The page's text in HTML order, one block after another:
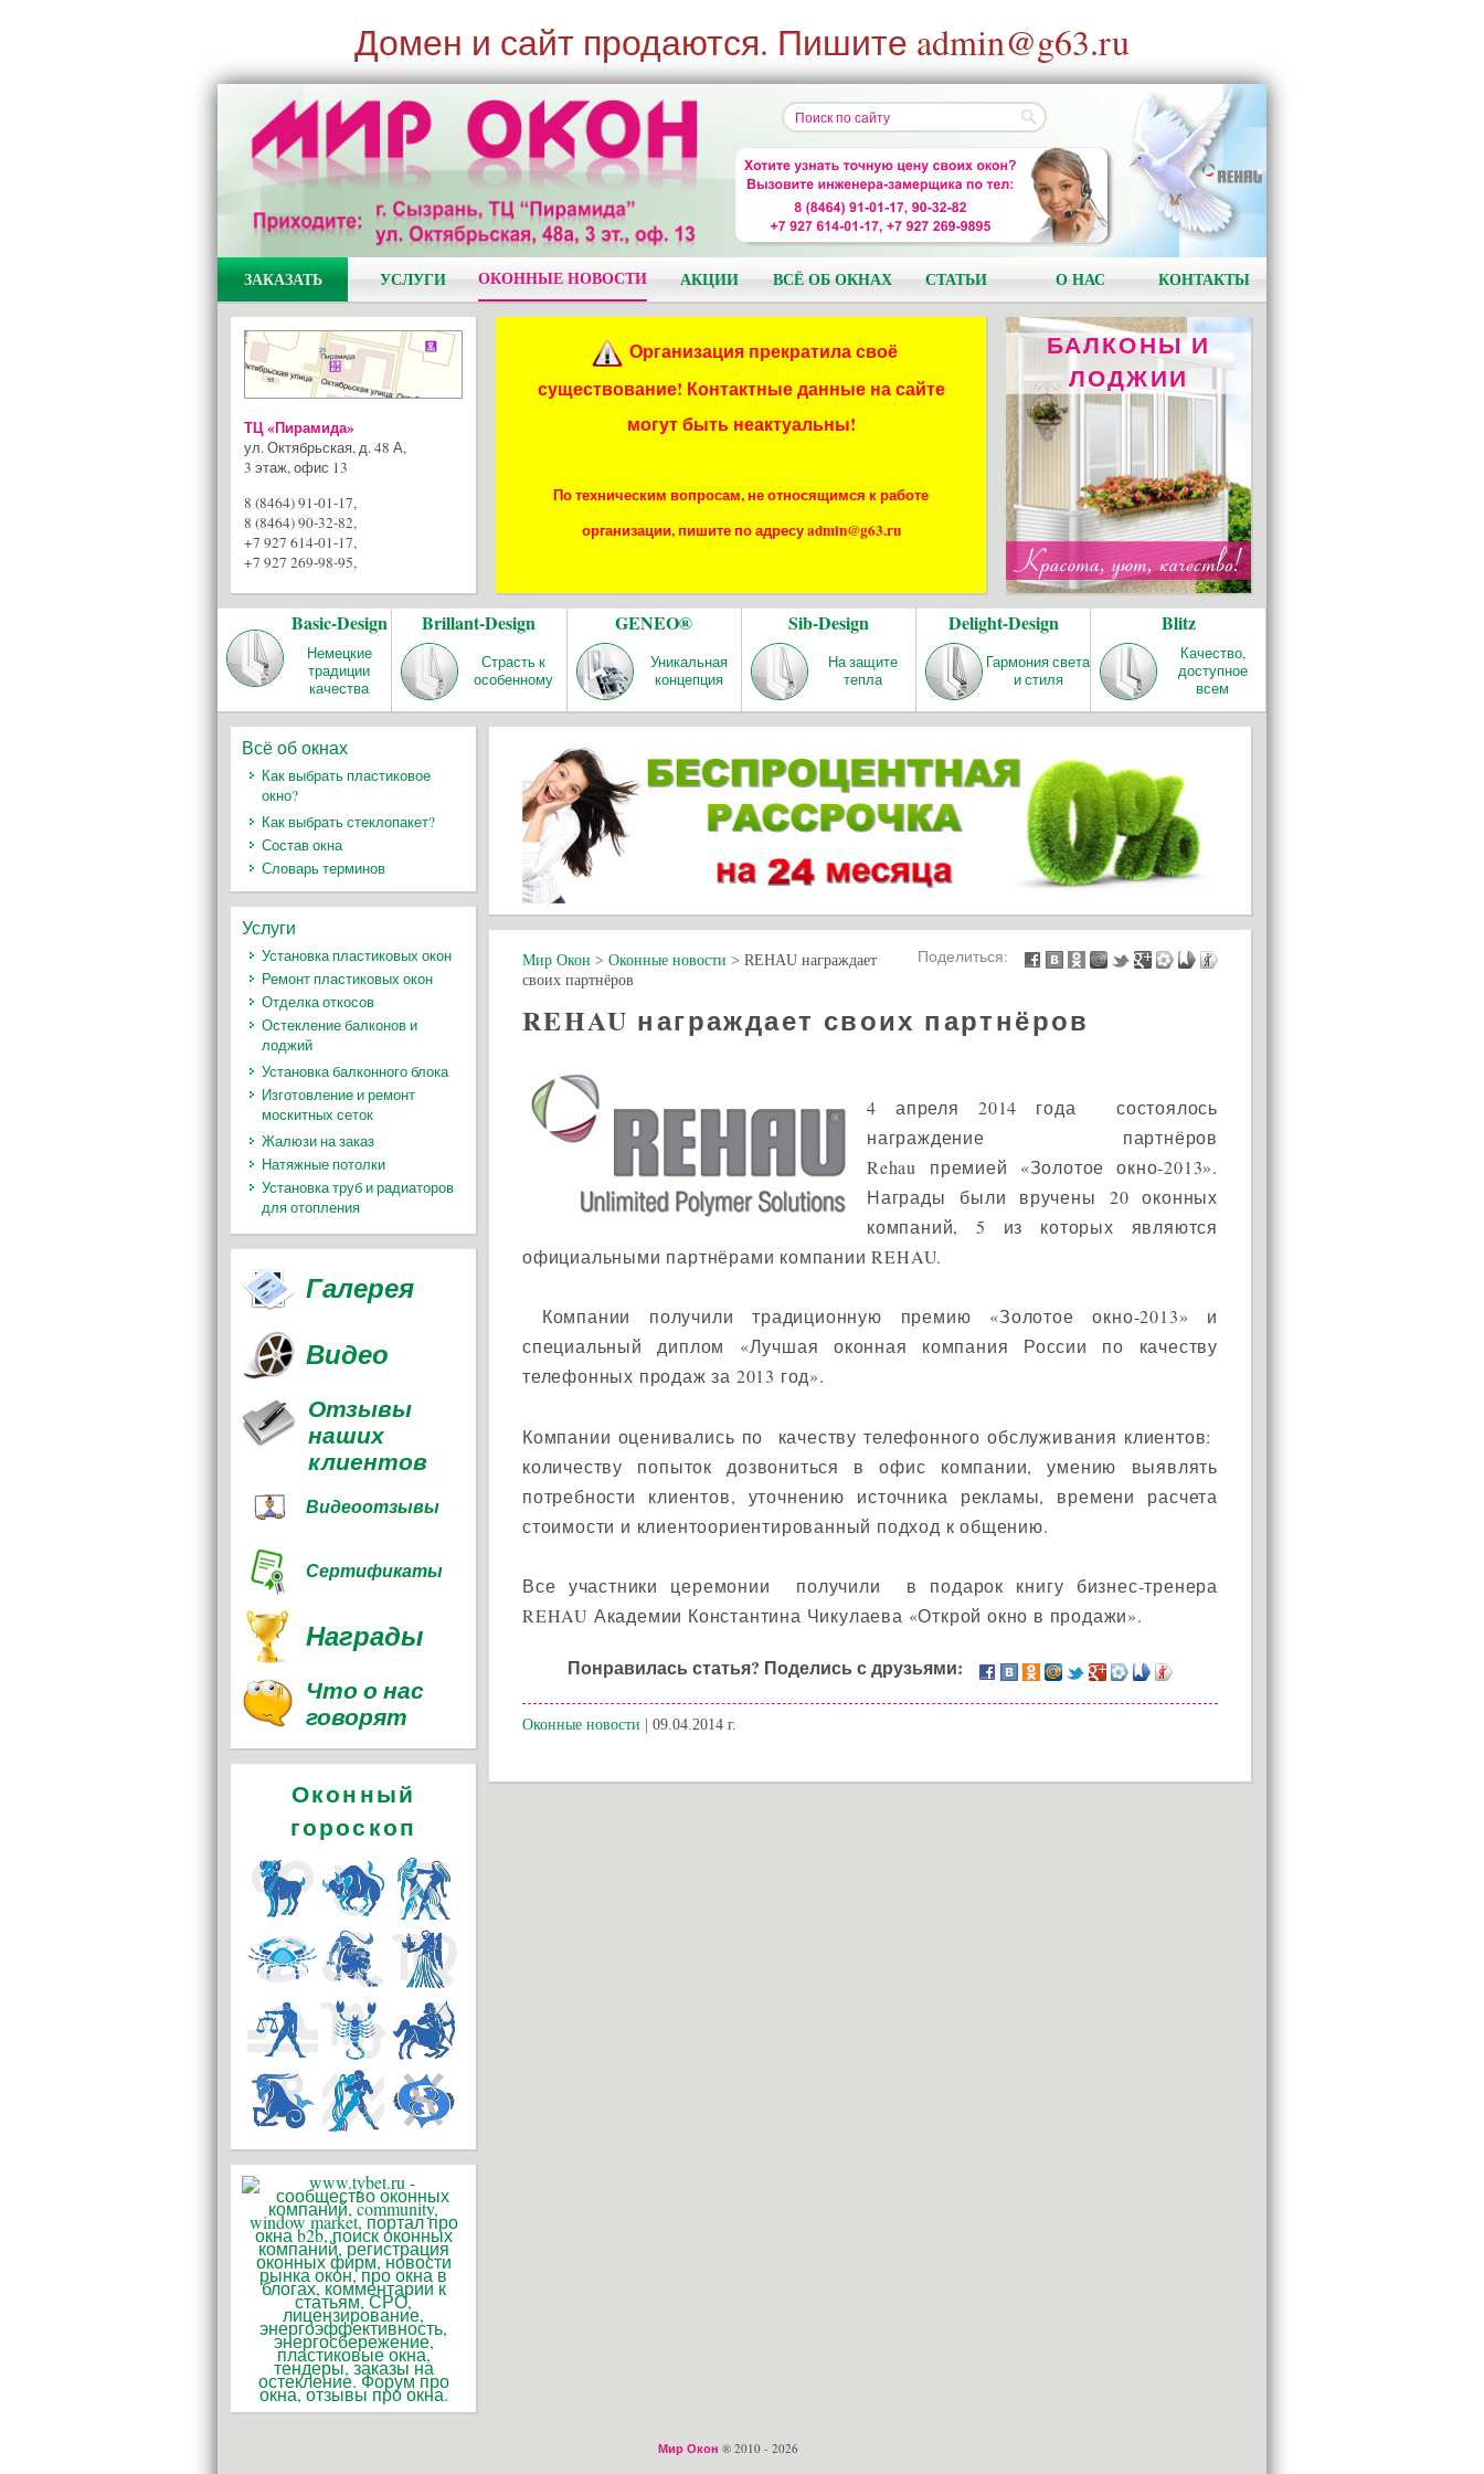
Домен и сайт продаются. Пишите admin@g63.ru
ЗАКАЗАТЬ УСЛУГИ ОКОННЫЕ НОВОСТИ АКЦИИ ВСЁ ОБ ОКНАХ СТАТЬИ О НАС КОНТАКТЫ
ТЦ «Пирамида»
ул. Октябрьская, д. 48 А,
3 этаж, офис 13
8 (8464) 91-01-17,
8 (8464) 90-32-82,
+7 927 614-01-17,
+7 927 269-98-95,
Организация прекратила своё
существование! Контактные данные на сайте
могут быть неактуальны!
По техническим вопросам, не относящимся к работе
организации, пишите по адресу admin@g63.ru
ОТОПЛЕНИЕ
REHAU RAUTITAN
Качество и надёжность!
БАЛКОНЫ И
ЛОДЖИИ
АКЦИЯ!
Установи окно и получи
в подарок подарочный
Basic-Design
Немецкие
традиции
качества
Brillant-Design
Страсть к
особенному
GENEO®
Уникальная
концепция
Sib-Design
На защите
тепла
Delight-Design
Гармония света
и стиля
Blitz
Качество,
доступное
всем
Поделиться:
Мир Окон > Оконные новости > REHAU награждает
своих партнёров
REHAU награждает своих партнёров
4 апреля 2014 года состоялось
награждение партнёров
Rehau премией «Золотое окно-2013».
Награды были вручены 20 оконных
компаний, 5 из которых являются
официальными партнёрами компании REHAU.
Компании получили традиционную премию «Золотое окно-2013» и
специальный диплом «Лучшая оконная компания России по качеству
телефонных продаж за 2013 год».
Компании оценивались по качеству телефонного обслуживания клиентов:
количеству попыток дозвониться в офис компании, умению выявлять
потребности клиентов, уточнению источника рекламы, времени расчета
стоимости и клиентоориентированный подход к общению.
Все участники церемонии получили в подарок книгу бизнес-тренера
REHAU Академии Константина Чикулаева «Открой окно в продажи».
Понравилась статья? Поделись с друзьями:
Оконные новости | 09.04.2014 г.
Всё об окнах
Как выбрать пластиковое
окно?
Как выбрать стеклопакет?
Состав окна
Словарь терминов
Услуги
Установка пластиковых окон
Ремонт пластиковых окон
Отделка откосов
Остекление балконов и
лоджий
Установка балконного блока
Изготовление и ремонт
москитных сеток
Жалюзи на заказ
Натяжные потолки
Установка труб и радиаторов
для отопления
Галерея
Видео
Отзывы
наших
клиентов
Видеоотзывы
Сертификаты
Награды
Что о нас
говорят
Оконный
гороскоп
Мир Окон ® 2010 - 2026